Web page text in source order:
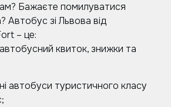
Бажаєте помилуватися
зі Львова від
– це:
автобусний квиток, знижки та
автобуси туристичного класу